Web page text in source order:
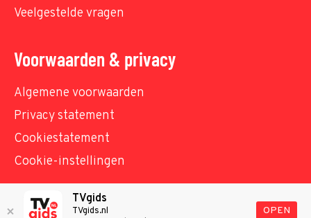
Veelgestelde vragen
Voorwaarden & privacy
Algemene voorwaarden
Privacy statement
Cookiestatement
Cookie-instellingen
© TVgids.nl 2026 - All rights reserved. No text and
TVgids
TVgids.nl
OPEN